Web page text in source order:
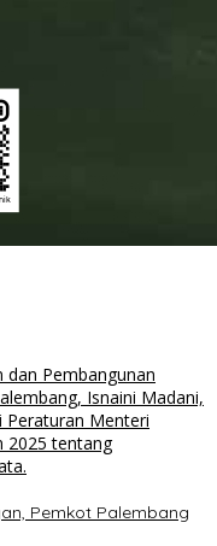
Pemkot Palembang